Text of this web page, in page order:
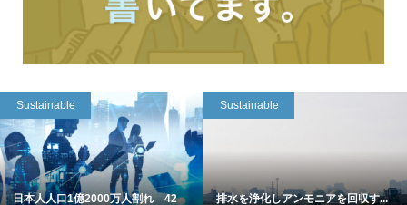
Sustainable
日本人人口1億2000万人割れ 42
Sustainable
排水を浄化しアンモニアを回収す...